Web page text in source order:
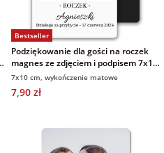
Bestseller
Podziękowanie dla gości na roczek
magnes ze zdjęciem i podpisem 7x10
cm wykończenie matowe
7x10 cm, wykończenie matowe
7,90 zł